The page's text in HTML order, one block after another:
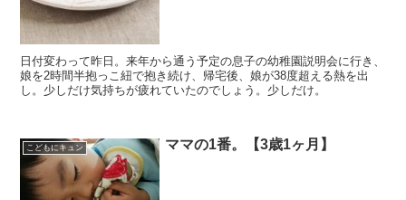
日付変わって昨日。来年から通う予定の息子の幼稚園説明会に行き、
娘を2時間半抱っこ紐で抱き続け、帰宅後、娘が38度超える熱を出
し。少しだけ気持ちが疲れていたのでしょう。少しだけ。
こどもにキュン ママの1番。【3歳1ヶ月】